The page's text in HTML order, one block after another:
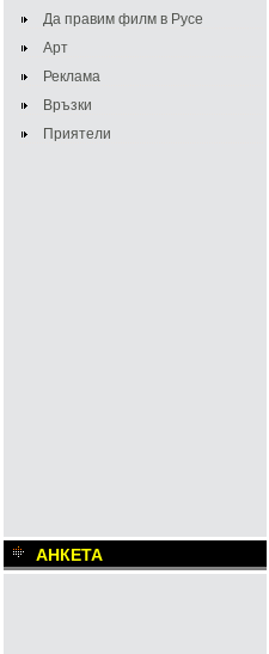
Да правим филм в Русе
Арт
Реклама
Връзки
Приятели
АНКЕТА